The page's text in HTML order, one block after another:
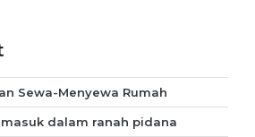
Sewa-Menyewa Rumah
dalam ranah pidana